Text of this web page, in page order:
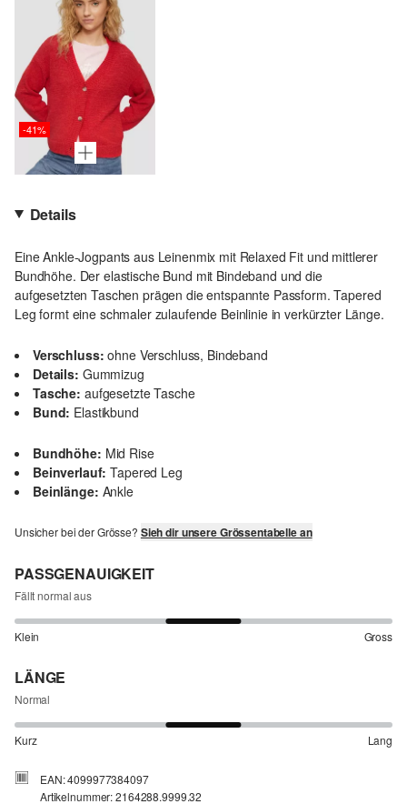
-41%
Details
Eine Ankle-Jogpants aus Leinenmix mit Relaxed Fit und mittlerer
Bundhöhe. Der elastische Bund mit Bindeband und die
aufgesetzten Taschen prägen die entspannte Passform. Tapered
Leg formt eine schmaler zulaufende Beinlinie in verkürzter Länge.
Verschluss: ohne Verschluss, Bindeband
Details: Gummizug
Tasche: aufgesetzte Tasche
Bund: Elastikbund
Bundhöhe: Mid Rise
Beinverlauf: Tapered Leg
Beinlänge: Ankle
Unsicher bei der Grösse? Sieh dir unsere Grössentabelle an
PASSGENAUIGKEIT
Fällt normal aus
Klein Gross
LÄNGE
Normal
Kurz Lang
EAN: 4099977384097
Artikelnummer: 2164288.9999.32